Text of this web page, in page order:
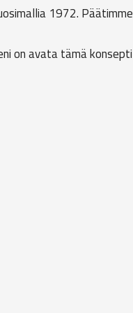
1972. Päätimme
on avata tämä konsepti